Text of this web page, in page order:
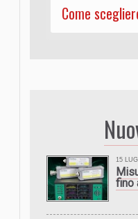
Come
15
fino